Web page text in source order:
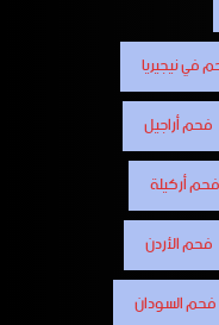
نيجيريا
فحم أراجيل
فحم أركيلة
فحم الأردن
فحم السودان